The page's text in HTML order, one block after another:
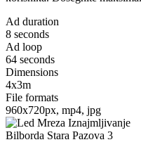
Ad duration
8 seconds
Ad loop
64 seconds
Dimensions
4x3m
File formats
960x720px, mp4, jpg